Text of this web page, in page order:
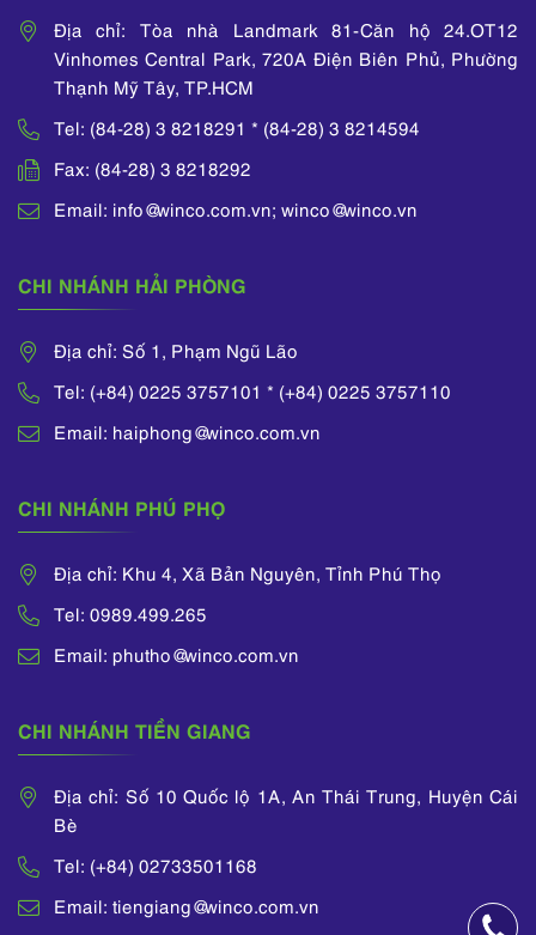
Địa chỉ: Tòa nhà Landmark 81-Căn hộ 24.OT12
Vinhomes Central Park, 720A Điện Biên Phủ, Phường
Thạnh Mỹ Tây, TP.HCM
Tel: (84-28) 3 8218291 * (84-28) 3 8214594
Fax: (84-28) 3 8218292
Email: info@winco.com.vn; winco@winco.vn
CHI NHÁNH HẢI PHÒNG
Địa chỉ: Số 1, Phạm Ngũ Lão
Tel: (+84) 0225 3757101 * (+84) 0225 3757110
Email: haiphong@winco.com.vn
CHI NHÁNH PHÚ PHỌ
Địa chỉ: Khu 4, Xã Bản Nguyên, Tỉnh Phú Thọ
Tel: 0989.499.265
Email: phutho@winco.com.vn
CHI NHÁNH TIỀN GIANG
Địa chỉ: Số 10 Quốc lộ 1A, An Thái Trung, Huyện Cái
Bè
Tel: (+84) 02733501168
Email: tiengiang@winco.com.vn